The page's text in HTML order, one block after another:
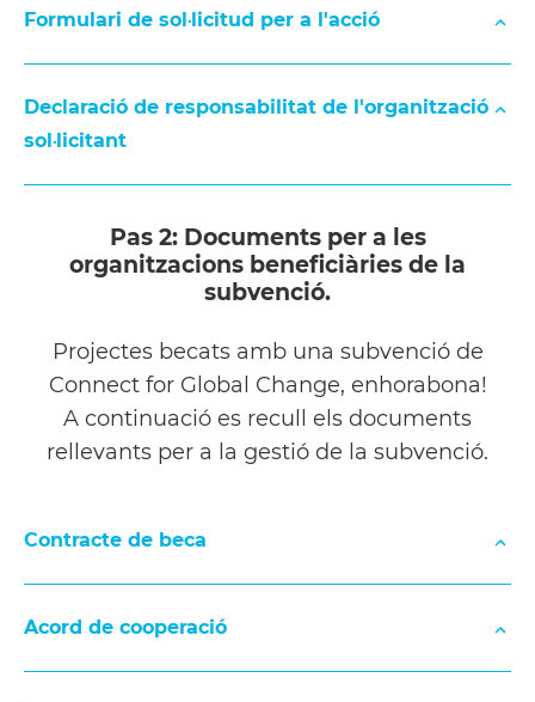
Formulari de sol·licitud per a l'acció
FORMULARI DE SOL·LICITUD #BEQUES
Declaració de responsabilitat de l'organització
sol·licitant
DECLARACIÓ DE RESPONSABILITAT
Pas 2: Documents per a les
organitzacions beneficiàries de la
subvenció.
Projectes becats amb una subvenció de
Connect for Global Change, enhorabona!
A continuació es recull els documents
rellevants per a la gestió de la subvenció.
Contracte de beca
Acord de cooperació